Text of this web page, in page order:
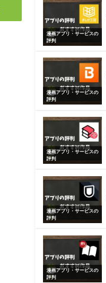
漫画アプリ・サービスの
評判
漫画アプリ・サービスの
評判
漫画アプリ・サービスの
評判
漫画アプリ・サービスの
評判
漫画アプリ・サービスの
評判